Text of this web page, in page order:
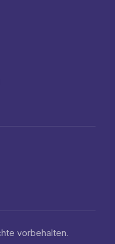
vorbehalten.